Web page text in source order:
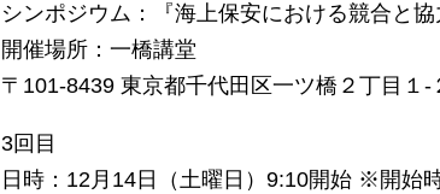
シンポジウム：『海上保安における競合と協
開催場所：一橋講堂
〒101-8439 東京都千代田区一ツ橋２丁目１
3回目
日時：12月14日（土曜日）9:10開始 ※開始